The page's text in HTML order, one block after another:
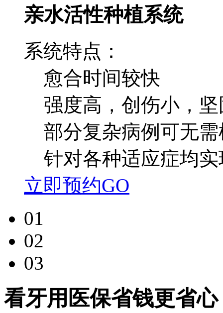
亲水活性种植系统
系统特点：
愈合时间较快
强度高，创伤小，
部分复杂病例可无
针对各种适应症均
立即预约GO
01
02
03
看牙用医保省钱更省心